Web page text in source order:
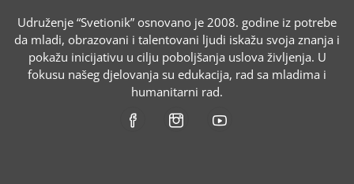
Udruženje “Svetionik” osnovano je 2008. godine iz potrebe
da mladi, obrazovani i talentovani ljudi iskažu svoja znanja i
pokažu inicijativu u cilju poboljšanja uslova življenja. U
fokusu našeg djelovanja su edukacija, rad sa mladima i
humanitarni rad.